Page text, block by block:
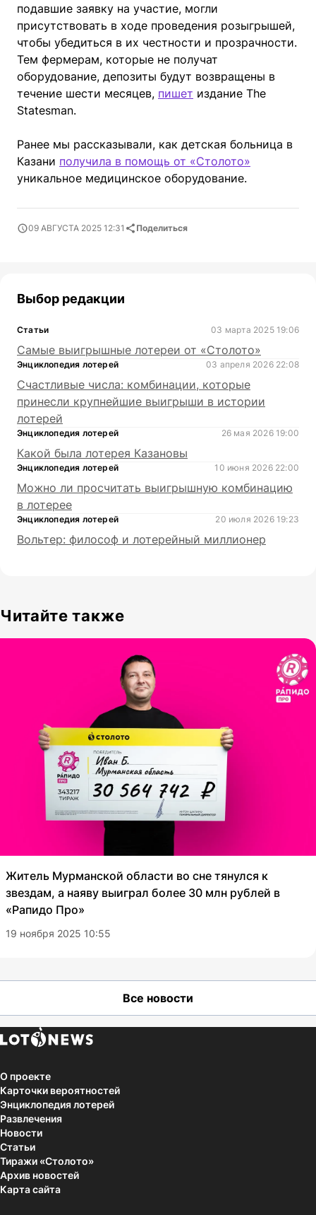
подавшие заявку на участие, могли
присутствовать в ходе проведения розыгрышей,
чтобы убедиться в их честности и прозрачности.
Тем фермерам, которые не получат
оборудование, депозиты будут возвращены в
течение шести месяцев, пишет издание The
Statesman.
Ранее мы рассказывали, как детская больница в
Казани получила в помощь от «Столото»
уникальное медицинское оборудование.
09 АВГУСТА 2025 12:31 Поделиться
Выбор редакции
Статьи 03 марта 2025 19:06
Самые выигрышные лотереи от «Столото»
Энциклопедия лотерей 03 апреля 2026 22:08
Счастливые числа: комбинации, которые
принесли крупнейшие выигрыши в истории
лотерей
Энциклопедия лотерей 26 мая 2026 19:00
Какой была лотерея Казановы
Энциклопедия лотерей 10 июня 2026 22:00
Можно ли просчитать выигрышную комбинацию
в лотерее
Энциклопедия лотерей 20 июля 2026 19:23
Вольтер: философ и лотерейный миллионер
Читайте также
Житель Мурманской области во сне тянулся к
звездам, а наяву выиграл более 30 млн рублей в
«Рапидо Про»
19 ноября 2025 10:55
Все новости
О проекте
Карточки вероятностей
Энциклопедия лотерей
Развлечения
Новости
Статьи
Тиражи «Столото»
Архив новостей
Карта сайта